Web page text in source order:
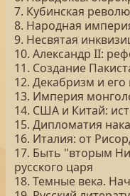
7. Кубинская
8. Народная
9. Несвятая
10. Александр II:
11. Создание
12. Декабризм и его
13. Империя
14. США и Китай:
15. Дипломатия
16. Италия: от
17. Быть "вторым
русского царя
18. Темные века.